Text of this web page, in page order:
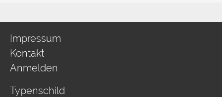
Impressum
Kontakt
Anmelden
Typenschild